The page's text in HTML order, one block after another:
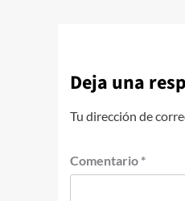
Deja una
Tu dirección de
Comentario *